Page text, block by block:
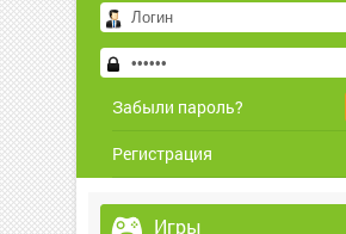
Забыли пароль?
Регистрация
Игры